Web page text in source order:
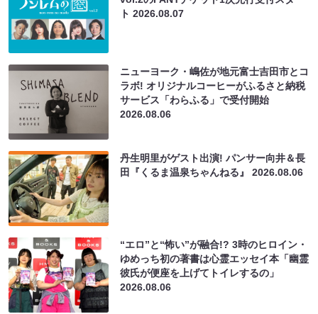
ト2026.08.07
ニューヨーク・嶋佐が地元富士吉田市とコ
ラボ! オリジナルコーヒーがふるさと納税
サービス「わらふる」で受付開始
2026.08.06
丹生明里がゲスト出演! パンサー向井＆長
田『くるま温泉ちゃんねる』2026.08.06
“エロ”と“怖い”が融合!? 3時のヒロイン・
ゆめっち初の著書は心霊エッセイ本「幽霊
彼氏が便座を上げてトイレするの」
2026.08.06